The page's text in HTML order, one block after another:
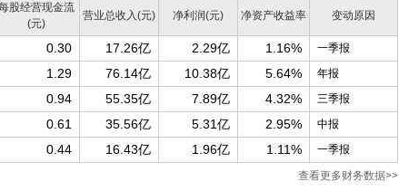
股经营现金流
(元)
营业总收入(元) 净利润(元) 净资产收益率 变动原因
0.30 17.26亿 2.29亿 1.16%
一季报
1.29 76.14亿 10.38亿 5.64%
年报
0.94 55.35亿 7.89亿 4.32%
三季报
0.61 35.56亿 5.31亿 2.95%
中报
0.44 16.43亿 1.96亿 1.11% 一季报
查看更多财务数据>>